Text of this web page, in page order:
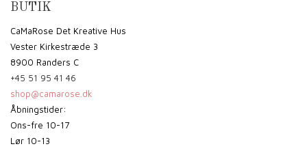
BUTIK
CaMaRose Det Kreative Hus
Vester Kirkestræde 3
8900 Randers C
+45 51 95 41 46
shop@camarose.dk
Åbningstider:
Ons-fre 10-17
Lør 10-13